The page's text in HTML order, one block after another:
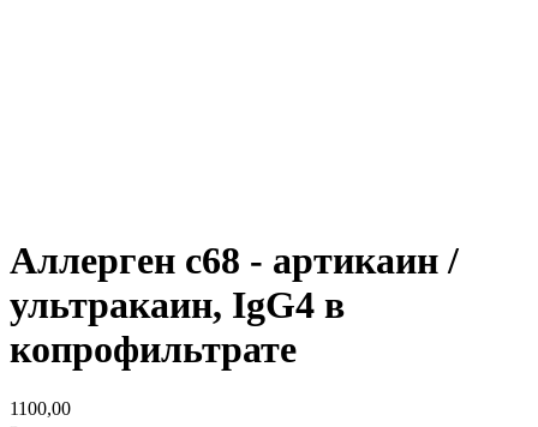
Аллерген c68 - артикаин /
ультракаин, IgG4 в
копрофильтрате
1100,00